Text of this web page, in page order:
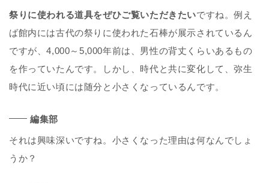
祭りに使われる道具をぜひご覧いただきたいですね。例え
ば館内には古代の祭りに使われた石棒が展示されているん
ですが、4,000～5,000年前は、男性の背丈くらいあるもの
を作っていたんです。しかし、時代と共に変化して、弥生
時代に近い頃には随分と小さくなっているんです。
編集部
それは興味深いですね。小さくなった理由は何なんでしょ
うか？